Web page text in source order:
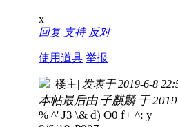
x
回复 支持 反对
使用道具 举报
楼主| 发表于 2019-6-8
本帖最后由 子麒麟 于
% ^' J3 \& d) O0 f+ ^: y